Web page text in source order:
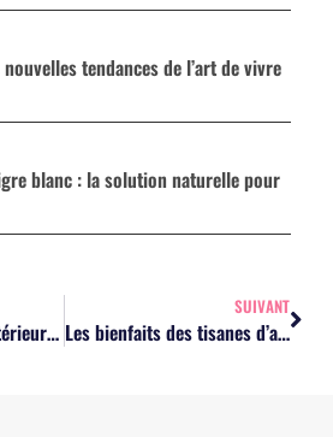
tendances de l’art de vivre
blanc : la solution naturelle pour
Quelles activités d’extérieur proposer à un enfant de 4 ans ?
SUIVANT
Les bienfaits des tisanes d’allaitement pour maman et bébé